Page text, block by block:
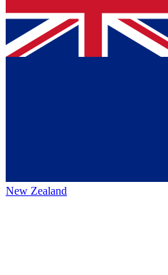
New Zealand